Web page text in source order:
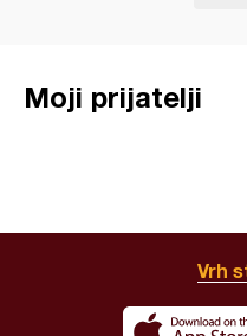
Moji prijatelji
Vrh